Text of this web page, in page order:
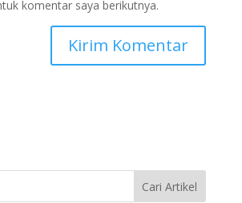
komentar saya berikutnya.
Cari Artikel